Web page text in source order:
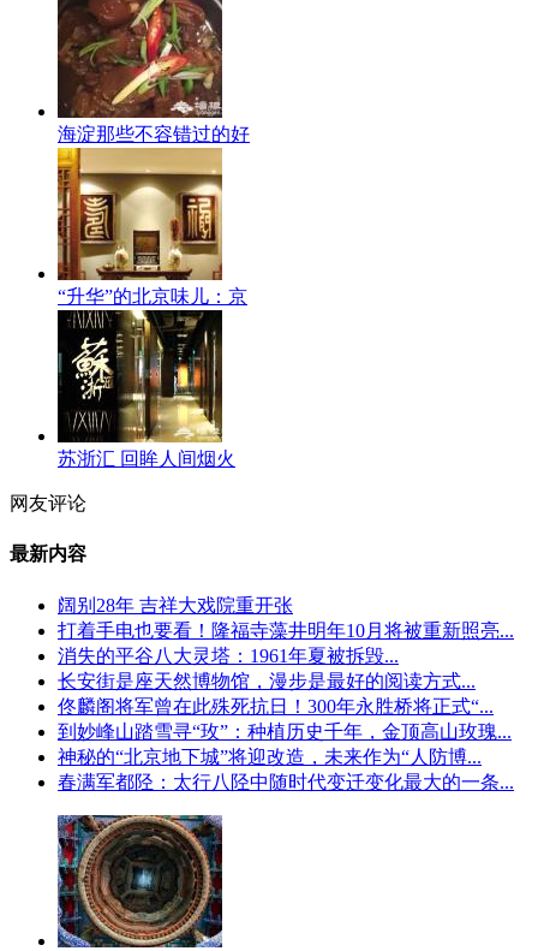
海淀那些不容错过的好
“升华”的北京味儿：京
苏浙汇 回眸人间烟火
网友评论
最新内容
阔别28年 吉祥大戏院重开张
打着手电也要看！隆福寺藻井明年10月将被重新照亮...
消失的平谷八大灵塔：1961年夏被拆毁...
长安街是座天然博物馆，漫步是最好的阅读方式...
佟麟阁将军曾在此殊死抗日！300年永胜桥将正式“...
到妙峰山踏雪寻“玫”：种植历史千年，金顶高山玫瑰...
神秘的“北京地下城”将迎改造，未来作为“人防博...
春满军都陉：太行八陉中随时代变迁变化最大的一条...